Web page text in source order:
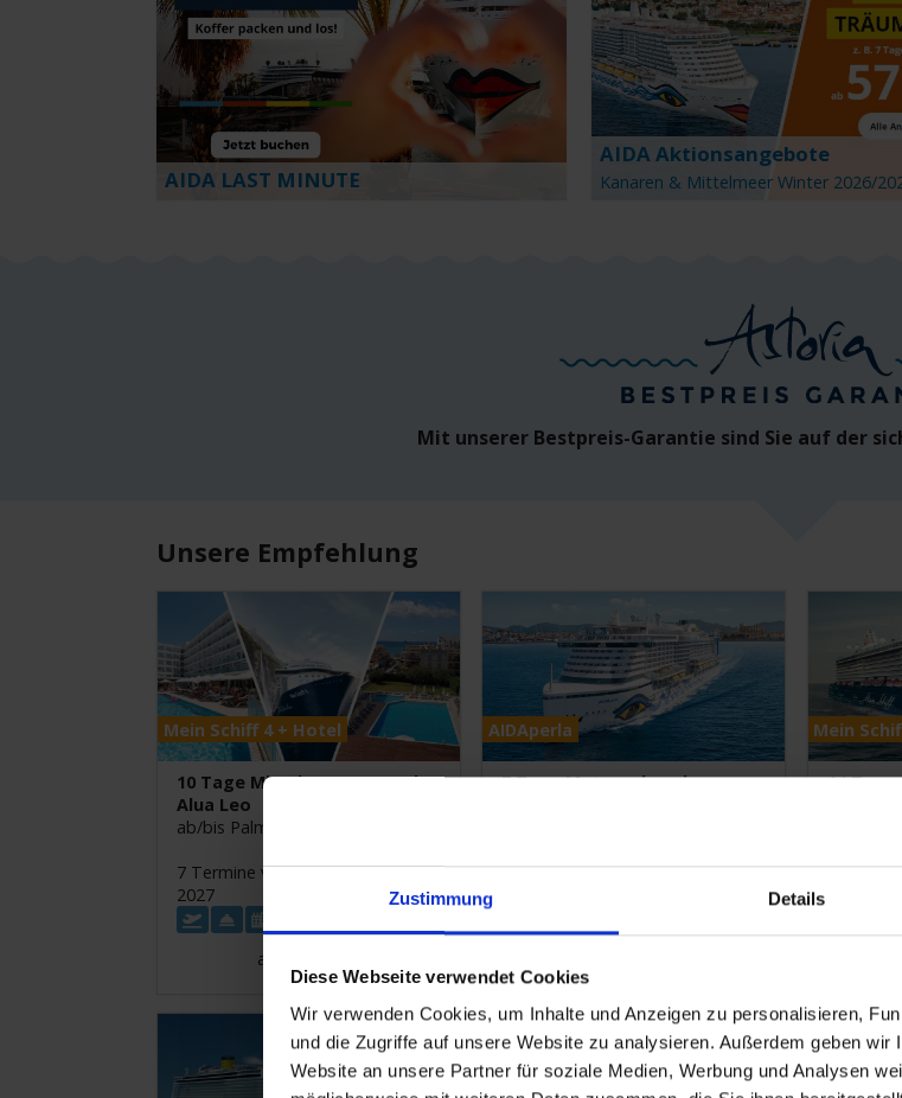
Zustimmung Details
Diese Webseite verwendet Cookies
Wir verwenden Cookies, um Inhalte und Anzeigen zu personalisieren,
und die Zugriffe auf unsere Website zu analysieren. Außerdem geben
Website an unsere Partner für soziale Medien, Werbung und Analysen
AIDA LAST MINUTE
AIDA Aktionsangebote
Kanaren & Mittelmeer Winter 2026/
Mit unserer Bestpreis-Garantie sind Sie auf der
Unsere Empfehlung
Mein Schiff 4 + Hotel
10 Tage Mittelmeer & Hotel
Alua Leo
ab/bis Palma de Mallorca
7 Termine von Nov. 2026 bis Feb.
2027
ab
AIDAperla
7 Tage Metropolen ab
5 Termine von Aug. 2026 bis Okt.
Mein
14
am 16.